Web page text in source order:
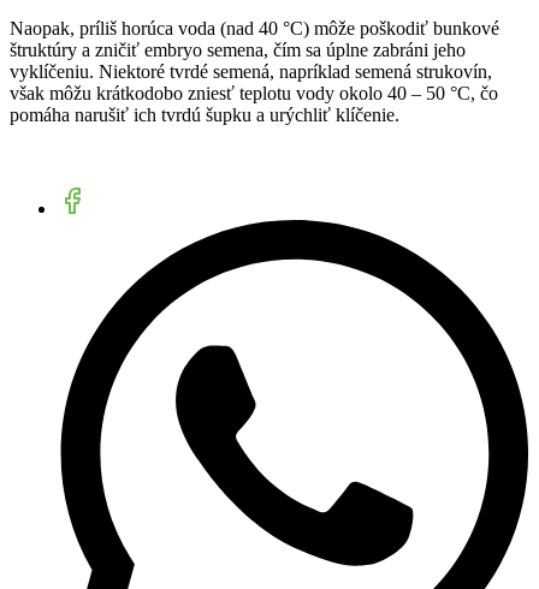
Naopak, príliš horúca voda (nad 40 °C) môže poškodiť bunkové
štruktúry a zničiť embryo semena, čím sa úplne zabráni jeho
vyklíčeniu. Niektoré tvrdé semená, napríklad semená strukovín,
však môžu krátkodobo zniesť teplotu vody okolo 40 – 50 °C, čo
pomáha narušiť ich tvrdú šupku a urýchliť klíčenie.